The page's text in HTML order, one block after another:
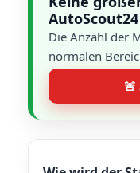
Die Anzahl der
normalen